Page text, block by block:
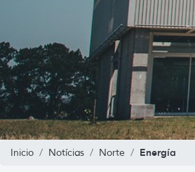
Inicio Notícias Norte Energía